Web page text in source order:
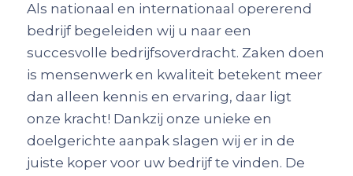
Als nationaal en internationaal opererend
bedrijf begeleiden wij u naar een
succesvolle bedrijfsoverdracht. Zaken doen
is mensenwerk en kwaliteit betekent meer
dan alleen kennis en ervaring, daar ligt
onze kracht! Dankzij onze unieke en
doelgerichte aanpak slagen wij er in de
juiste koper voor uw bedrijf te vinden. De